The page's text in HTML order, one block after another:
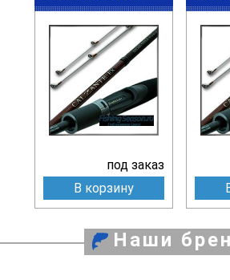
под заказ
В корзину
Наши